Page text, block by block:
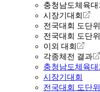
충청남도체육대
시장기대회
전국대회 도단
전국대회 도단
이외 대회
각종체전 결과
충청남도체육대
시장기대회
전국대회 도단